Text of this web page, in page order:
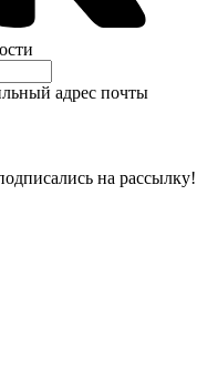
адрес почты
на рассылку!